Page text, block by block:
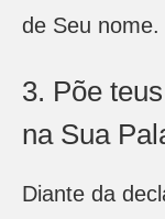
de Seu nome.
3. Põe
na Sua
Diante da